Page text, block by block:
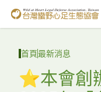
台灣蠻野心足生態協
議題與行動
首頁最新消息
⭐️本會創